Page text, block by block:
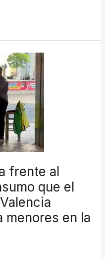
frente al
que el
menores en la